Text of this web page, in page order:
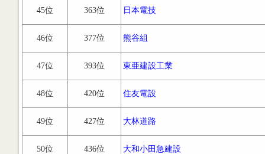
45位 363位 日本電技
46位 377位 熊谷組
47位 393位 東亜建設工業
48位 420位 住友電設
49位 427位 大林道路
50位 436位 大和小田急建設